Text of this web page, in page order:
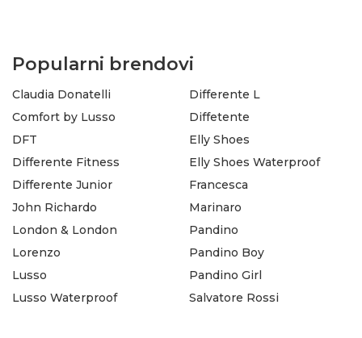
Popularni brendovi
Claudia Donatelli
Comfort by Lusso
DFT
Differente Fitness
Differente Junior
Differente L
Diffetente
Elly Shoes
Elly Shoes Waterproof
Francesca
John Richardo
London & London
Lorenzo
Lusso
Lusso Waterproof
Marinaro
Pandino
Pandino Boy
Pandino Girl
Salvatore Rossi